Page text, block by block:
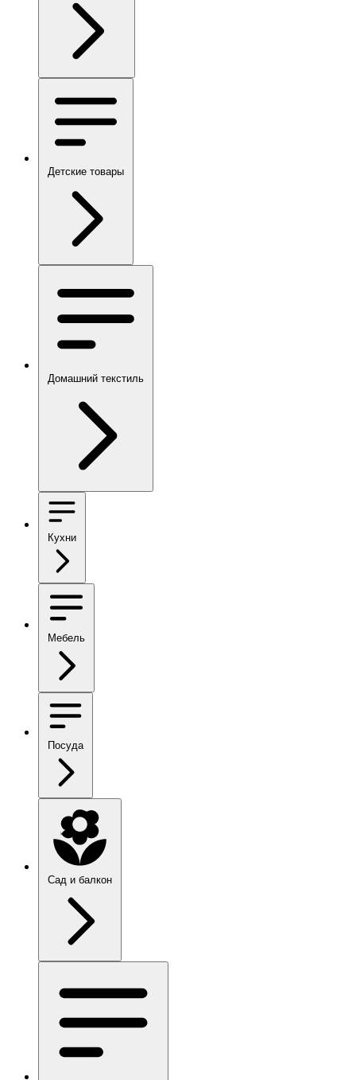
Детские товары
Домашний текстиль
Кухни
Мебель
Посуда
Сад и балкон